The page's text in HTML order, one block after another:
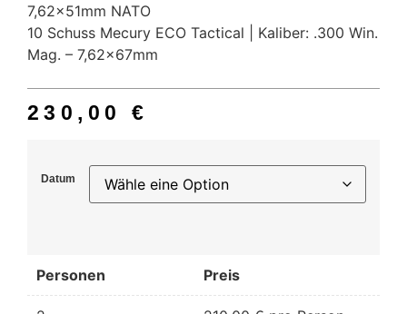
7,62x51mm NATO
10 Schuss Mecury ECO Tactical | Kaliber: .300 Win.
Mag. – 7,62x67mm
230,00 €
Datum
Personen Preis